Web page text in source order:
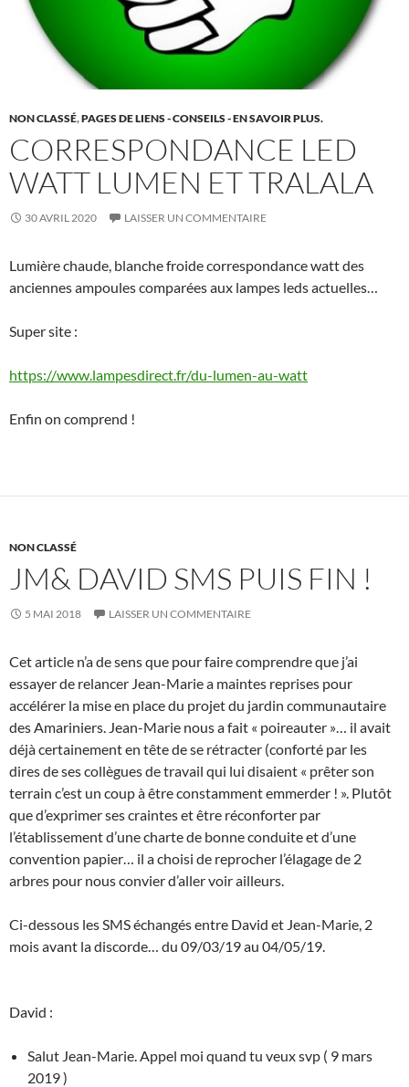
NON CLASSÉ,PAGES DE LIENS - CONSEILS - EN SAVOIR PLUS.
CORRESPONDANCE LED
WATT LUMEN ET TRALALA
30 AVRIL 2020 LAISSER UN COMMENTAIRE
Lumière chaude, blanche froide correspondance watt des
anciennes ampoules comparées aux lampes leds actuelles…
Super site :
https://www.lampesdirect.fr/du-lumen-au-watt
Enfin on comprend !
NON CLASSÉ
JM& DAVID SMS PUIS FIN !
5 MAI 2018 LAISSER UN COMMENTAIRE
Cet article n’a de sens que pour faire comprendre que j’ai
essayer de relancer Jean-Marie a maintes reprises pour
accélérer la mise en place du projet du jardin communautaire
des Amariniers. Jean-Marie nous a fait « poireauter »… il avait
déjà certainement en tête de se rétracter (conforté par les
dires de ses collègues de travail qui lui disaient « prêter son
terrain c’est un coup à être constamment emmerder ! ». Plutôt
que d’exprimer ses craintes et être réconforter par
l’établissement d’une charte de bonne conduite et d’une
convention papier… il a choisi de reprocher l’élagage de 2
arbres pour nous convier d’aller voir ailleurs.
Ci-dessous les SMS échangés entre David et Jean-Marie, 2
mois avant la discorde… du 09/03/19 au 04/05/19.
David :
Salut Jean-Marie. Appel moi quand tu veux svp ( 9 mars
2019 )